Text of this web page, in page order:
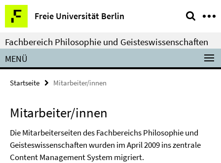
Springe
direkt
zu
Inhalt
Freie Universität Berlin
Service-
Navigation
Fachbereich Philosophie und Geisteswissenschaften
MENÜ
Startseite Mitarbeiter/innen
Mitarbeiter/innen
Die Mitarbeiterseiten des Fachbereichs Philosophie und
Geisteswissenschaften wurden im April 2009 ins zentrale
Content Management System migriert.